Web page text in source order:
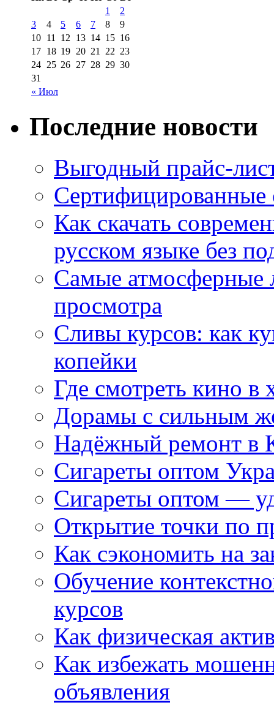
« Июл
1
2
3
4 5 6 7 8
9
10 11 12 13 14 15 16
17 18 19 20 21 22 23
24 25 26 27 28 29 30
31
Последние новости
Выгодный прайс-
Как скачать
русском языке без
Самые атмосферные
просмотра
Сливы курсов: как
копейки
Где смотреть кино в
Дорамы с сильным
Надёжный ремонт в
Сигареты оптом
Сигареты оптом —
Открытие точки по
Как сэкономить на
Обучение
курсов
Как физическая
Как избежать
объявления